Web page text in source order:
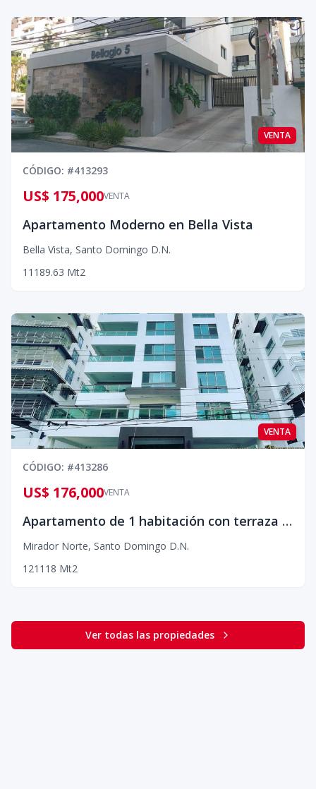
VENTA
CÓDIGO: #413293
VENTA
US$ 175,000
Apartamento Moderno en Bella Vista
Bella Vista, Santo Domingo D.N.
1 1 189.63 Mt2
VENTA
CÓDIGO: #413286
VENTA
US$ 176,000
Apartamento de 1 habitación con terraza en Mirador Norte
Mirador Norte, Santo Domingo D.N.
1 21 118 Mt2
Ver todas las propiedades